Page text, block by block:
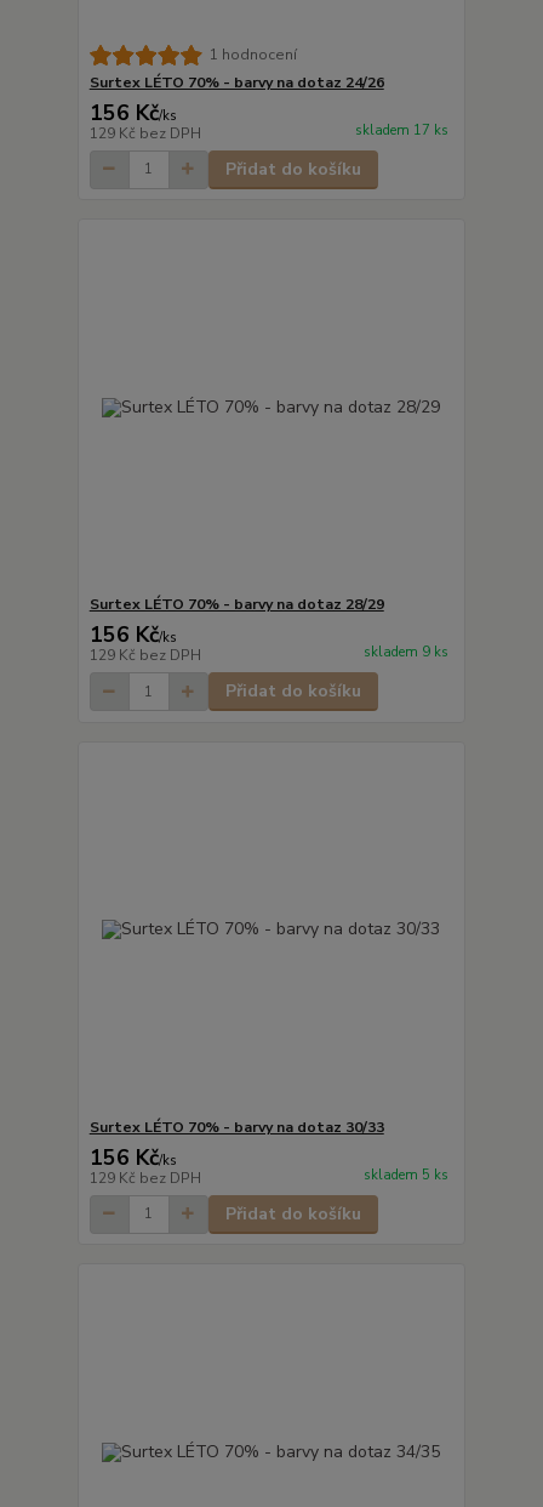
1 hodnocení
Surtex LÉTO 70% - barvy na dotaz 24/26
156 Kč/ks
129 Kč bez DPH skladem 17 ks
Přidat do košíku
Surtex LÉTO 70% - barvy na dotaz 28/29
156 Kč/ks
129 Kč bez DPH skladem 9 ks
Přidat do košíku
Surtex LÉTO 70% - barvy na dotaz 30/33
156 Kč/ks
129 Kč bez DPH skladem 5 ks
Přidat do košíku